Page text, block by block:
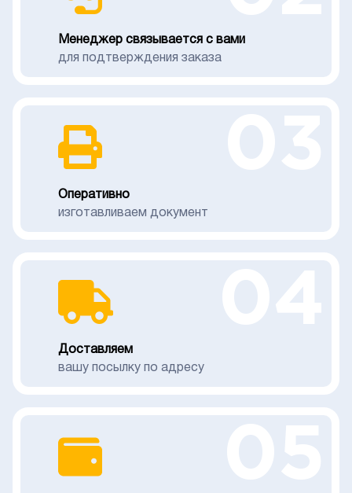
Менеджер связывается с вами
для подтверждения заказа
Оперативно
изготавливаем документ
Доставляем
вашу посылку по адресу